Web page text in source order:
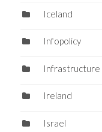
Iceland
Infopolicy
Infrastructure
Ireland
Israel